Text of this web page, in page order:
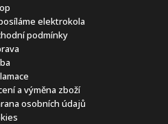
elektrokola
podmínky
a výměna zboží
osobních údajů